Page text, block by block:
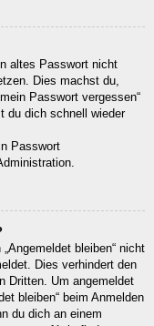
altes Passwort nicht
Dies machst du,
Passwort vergessen“
du dich schnell wieder
Passwort
bleiben“ nicht
Dies verhindert den
Dritten. Um angemeldet
bleiben“ beim Anmelden
du dich an einem